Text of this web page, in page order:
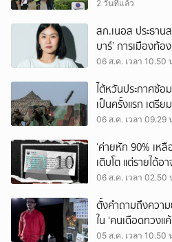
ศึกษา ครั้งที่ 2 ในร
2 วันที่แล้ว
สก.เนอส ประธา
บาร์’ การเมืองท้อ
06 ส.ค. เวลา 10.50
ไต้หวันประกาศซ้อม
เป็นครั้งแรก เตรี
06 ส.ค. เวลา 09.29
‘ค่ายหัก 90% เห
เติบโต แต่รายได้อ
‘สัญญามาตรฐาน’
06 ส.ค. เวลา 02.50
ตั้งคำถามถึงควา
ใน ‘คนเดือดทวงแ
05 ส.ค. เวลา 10.50